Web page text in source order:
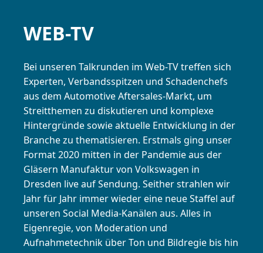
WEB-TV
Bei unseren Talkrunden im Web-TV treffen sich
Experten, Verbandsspitzen und Schadenchefs
aus dem Automotive Aftersales-Markt, um
Streitthemen zu diskutieren und komplexe
Hintergründe sowie aktuelle Entwicklung in der
Branche zu thematisieren. Erstmals ging unser
Format 2020 mitten in der Pandemie aus der
Gläsern Manufaktur von Volkswagen in
Dresden live auf Sendung. Seither strahlen wir
Jahr für Jahr immer wieder eine neue Staffel auf
unseren Social Media-Kanälen aus. Alles in
Eigenregie, von Moderation und
Aufnahmetechnik über Ton und Bildregie bis hin